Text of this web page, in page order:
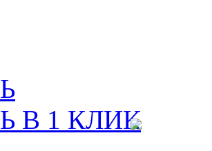
В 1 КЛИК